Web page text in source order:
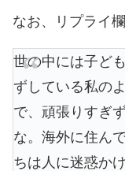
なお、リプライ
世の中には子ど
ずしている私の
で、頑張りすぎ
な。海外に住ん
ちは人に迷惑か